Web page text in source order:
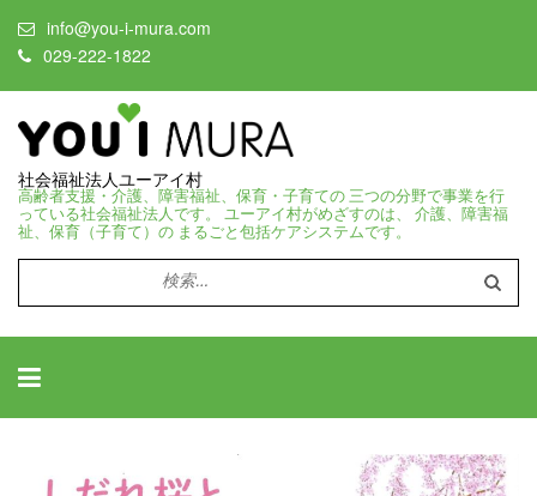
info@you-i-mura.com
029-222-1822
社会福祉法人ユーアイ村
高齢者支援・介護、障害福祉、保育・子育ての 三つの分野で事業を行
っている社会福祉法人です。 ユーアイ村がめざすのは、 介護、障害福
祉、保育（子育て）の まるごと包括ケアシステムです。
検
索: